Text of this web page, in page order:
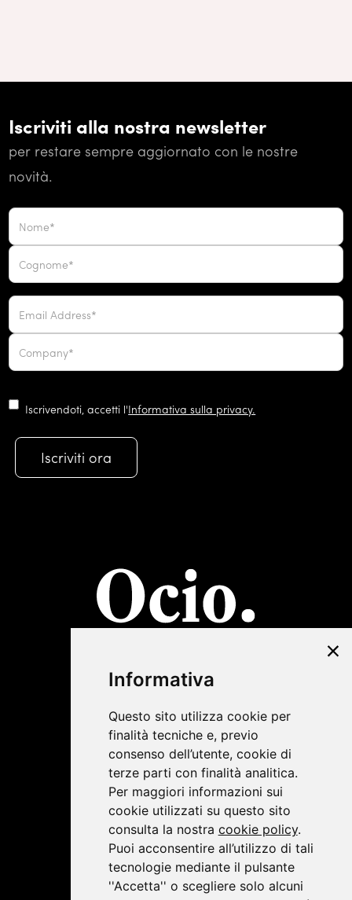
Informativa
Questo sito utilizza cookie per
finalità tecniche e, previo
consenso dell’utente, cookie di
terze parti con finalità analitica.
Per maggiori informazioni sui
cookie utilizzati su questo sito
consulta la nostra cookie policy.
Puoi acconsentire all’utilizzo di tali
tecnologie mediante il pulsante
''Accetta'' o scegliere solo alcuni
Iscriviti alla nostra newsletter
per restare sempre aggiornato con le nostre
novità.
Iscrivendoti, accetti l'Informativa sulla privacy.
Privacy Policy | Cookie Policy